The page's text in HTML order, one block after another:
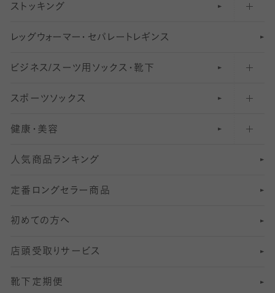
スニーカー（くるぶし）用ソックス
アンクル・ショートソックス（くるぶし上）
クルーソックス（ふくらはぎ下）
ハイソックス
オーバーニー・ニーハイソックス
31〜40デニールタイツ
41〜60デニールタイツ
61〜80デニールタイツ
81 〜110デニールタイツ
111〜210デニールタイツ
211デニールタイツ以上（防寒・厚手タイツ）
柄レギンス
無地レギンス
レギンスパンツ（レギパン）
マタニティレギンス
5 分丈
6 分丈レギンス
7 分丈 レギンス
8分丈 レギンス
10分丈 レギンス
12分丈レギンス
ストッキング
伝線しにくいストッキング
ショートストッキング
結婚式用ストッキング
美脚ストッキング
オールスルーストッキング
レッ グ ウォー マー ・ セパレー ト レ ギンス
ビジネス/スーツ用 ソックス・靴下
匠シリーズ
フレッシャーズ向けソックス・靴下
冠婚葬祭向けソックス・靴下
スーツカジュアルソックス・靴下
ロングホーズ
スポーツソックス
ランニングソックス・靴下
ゴルフソックス・靴下
サッカー・フットサル用ソックス
ヨガソックス・靴下
スポーツ用レッグウォーマー
SSサイズ（21～23cm）
健康・美容
インナーソックス
加圧・着圧ソックス
冷えとり靴下
着圧・加圧タイツ
むくみ対策
人気商品ランキング
定番ロングセラー商品
初めての方へ
店頭受取りサービス
靴下定期便